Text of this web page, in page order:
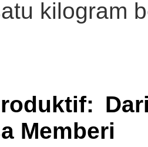
kilogram
Memberi